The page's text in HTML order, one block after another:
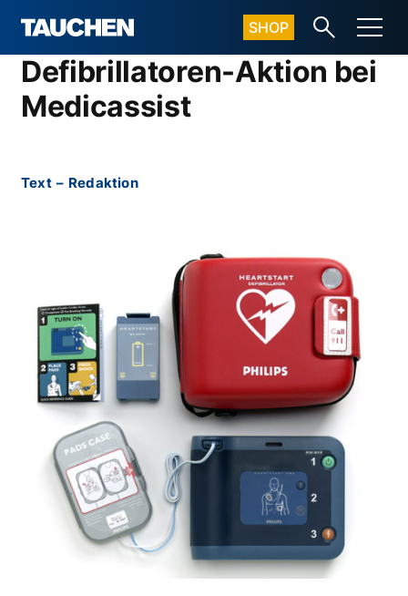
SHOP
Defibrillatoren-Aktion bei
Medicassist
Text – Redaktion